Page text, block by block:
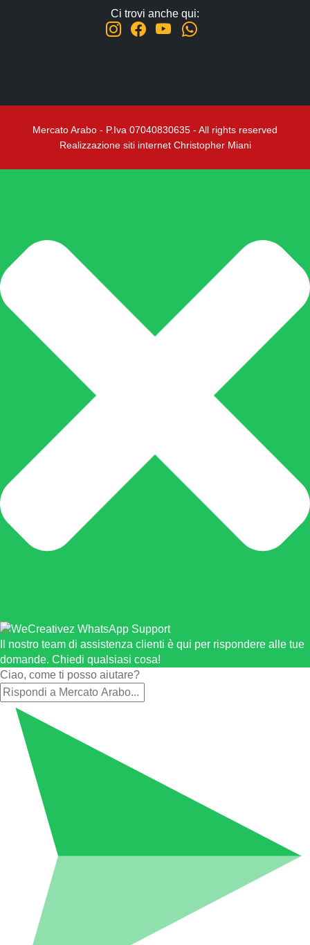
Ci trovi anche qui:
Mercato Arabo - P.Iva 07040830635 - All rights reserved
Realizzazione siti internet Christopher Miani
Il nostro team di assistenza clienti è qui per rispondere alle tue
domande. Chiedi qualsiasi cosa!
Ciao, come ti posso aiutare?